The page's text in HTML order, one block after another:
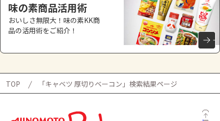
味の素商品活用術
おいしさ無限大！味の素KK商
品の活用術をご紹介！
TOP 「キャベツ 厚切りベーコン」検索結果ページ